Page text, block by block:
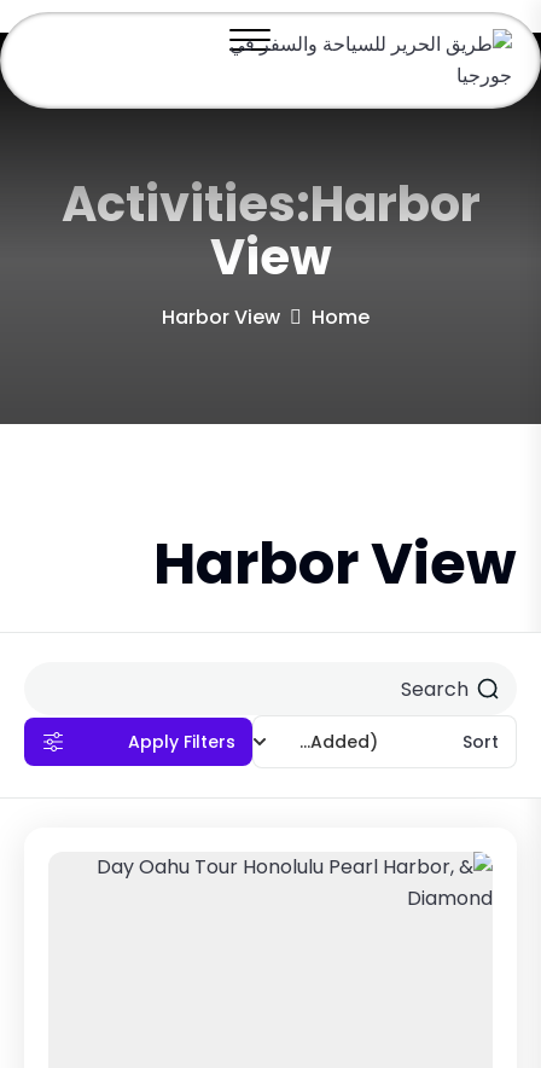
Activities:Harbor
View
Home
Harbor View
Harbor View
Sort
(Recently Added)
Apply Filters